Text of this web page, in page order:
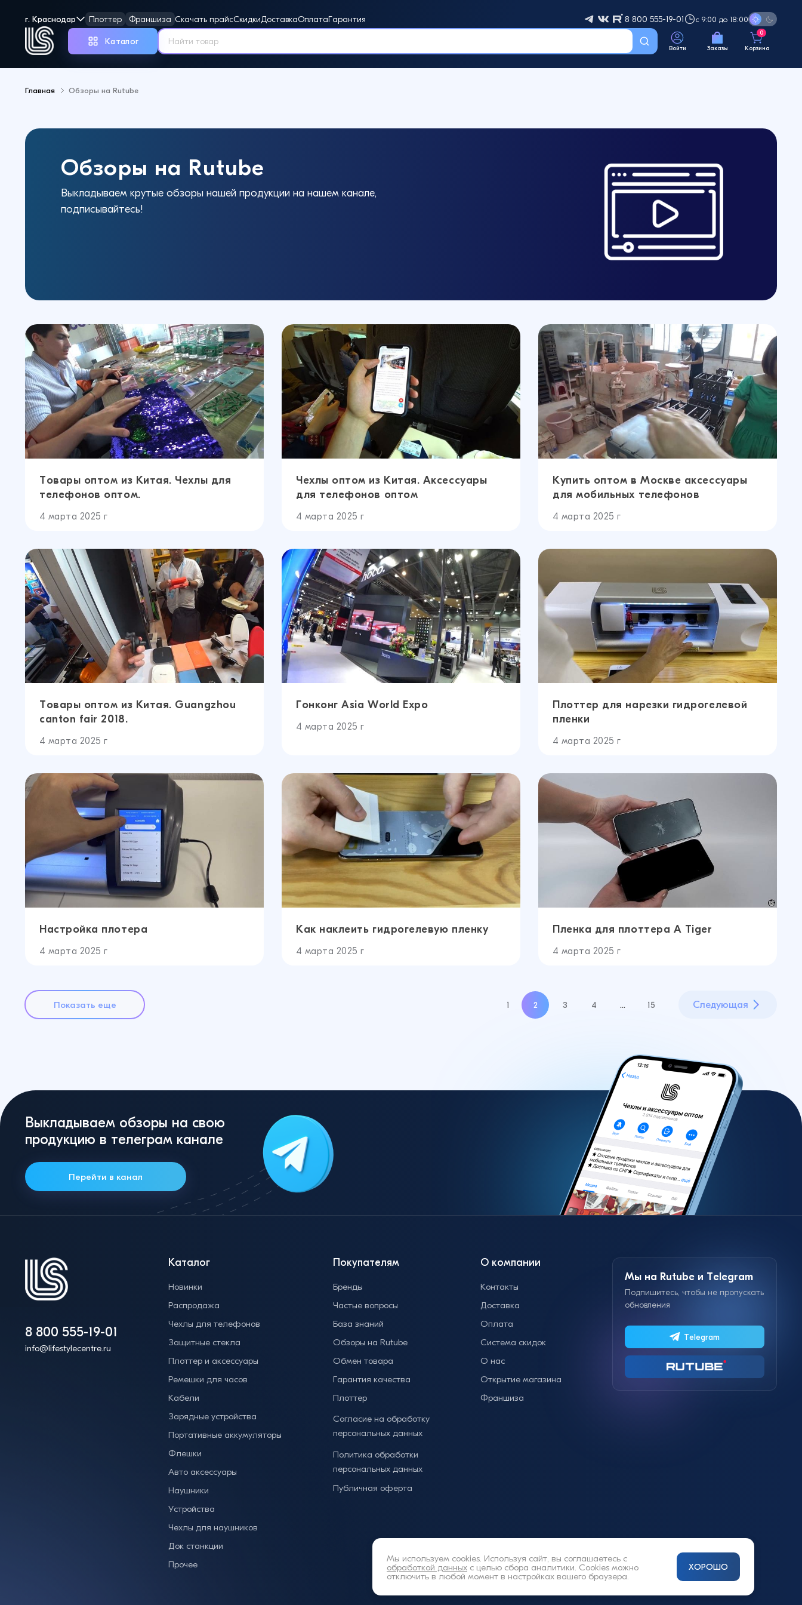
г. Краснодар Франшиза
Плоттер Скачать прайсСкидкиДоставкаОплатаГарантия 8 800 555-19-01 с 9:00 до 18:00
Каталог
Войти Заказы
0
Корзина
Главная Обзоры на Rutube
Обзоры на Rutube
Выкладываем крутые обзоры нашей продукции на нашем канале,
подписывайтесь!
Товары оптом из Китая. Чехлы для
телефонов оптом.
4 марта 2025 г
Чехлы оптом из Китая. Аксессуары
для телефонов оптом
4 марта 2025 г
Купить оптом в Москве аксессуары
для мобильных телефонов
4 марта 2025 г
Товары оптом из Китая. Guangzhou
canton fair 2018.
4 марта 2025 г
Гонконг Asia World Expo
4 марта 2025 г
Плоттер для нарезки гидрогелевой
пленки
4 марта 2025 г
Настройка плотера
4 марта 2025 г
Как наклеить гидрогелевую пленку
4 марта 2025 г
Пленка для плоттера A Tiger
4 марта 2025 г
Показать еще 1 2 3 4 … 15 Cледующая
Выкладываем обзоры на свою
продукцию в телеграм канале
Перейти в канал
8 800 555-19-01
info@lifestylecentre.ru
Каталог
Новинки
Распродажа
Чехлы для телефонов
Защитные стекла
Плоттер и аксессуары
Ремешки для часов
Кабели
Зарядные устройства
Портативные аккумуляторы
Флешки
Авто аксессуары
Наушники
Устройства
Чехлы для наушников
Док станкции
Прочее
Покупателям
Бренды
Частые вопросы
База знаний
Обзоры на Rutube
Обмен товара
Гарантия качества
Плоттер
Согласие на обработку
персональных данных
Политика обработки
персональных данных
Публичная оферта
О компании
Контакты
Доставка
Оплата
Система скидок
О нас
Открытие магазина
Франшиза
Мы на Rutube и Telegram
Подпишитесь, чтобы не пропускать
обновления
Telegram
Мы используем cookies. Используя сайт, вы соглашаетесь с
обработкой данных с целью сбора аналитики. Cookies можно
отключить в любой момент в настройках вашего браузера.
ХОРОШО